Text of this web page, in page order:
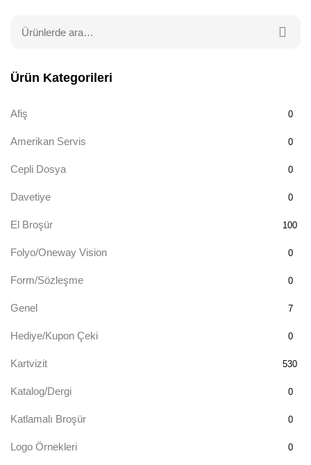
Ürün Kategorileri
Afiş 0
Amerikan Servis 0
Cepli Dosya 0
Davetiye 0
El Broşür 100
Folyo/Oneway Vision 0
Form/Sözleşme 0
Genel 7
Hediye/Kupon Çeki 0
Kartvizit 530
Katalog/Dergi 0
Katlamalı Broşür 0
Logo Örnekleri 0